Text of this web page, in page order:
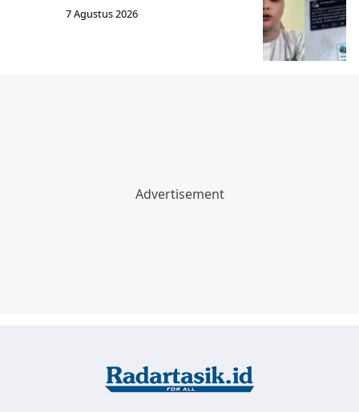
7 Agustus 2026